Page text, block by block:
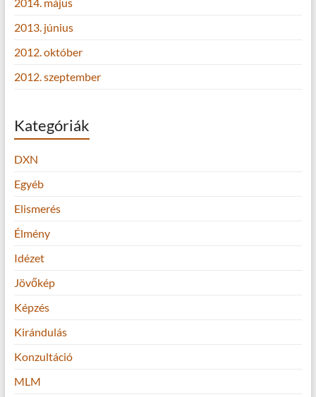
2013. június
2012. október
2012. szeptember
Kategóriák
DXN
Egyéb
Elismerés
Élmény
Idézet
Jövőkép
Képzés
Kirándulás
Konzultáció
MLM